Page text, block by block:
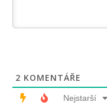
2 KOMENTÁŘE
Nejstarší